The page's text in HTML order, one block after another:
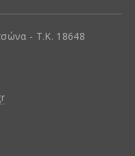
- Τ.Κ. 18648